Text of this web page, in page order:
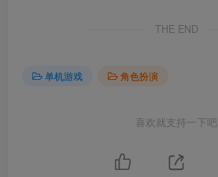
THE END
单机游戏 角色扮演
喜欢就支持一下吧